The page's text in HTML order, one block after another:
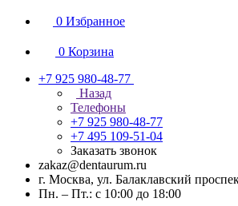
0 Избранное
0 Корзина
+7 925 980-48-77
Назад
Телефоны
+7 925 980-48-77
+7 495 109-51-04
Заказать звонок
zakaz@dentaurum.ru
г. Москва, ул. Балаклавский
Пн. – Пт.: с 10:00 до 18:00